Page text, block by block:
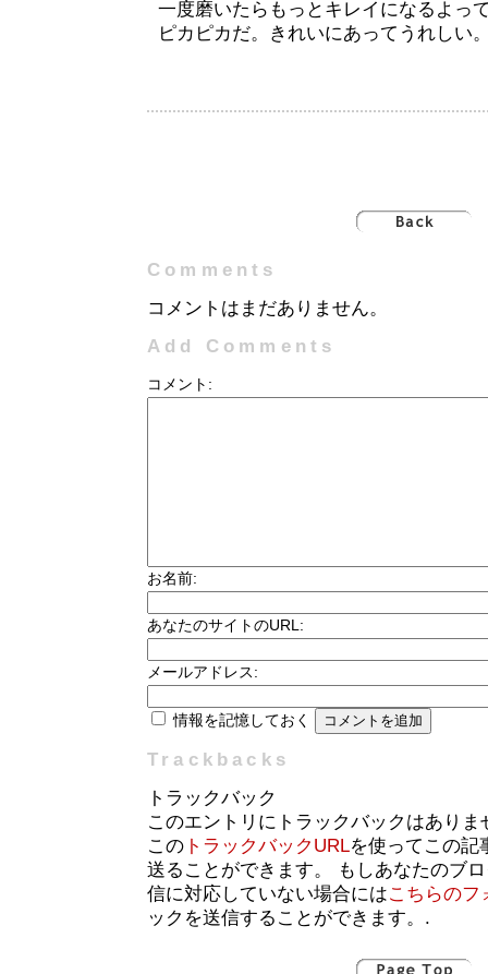
一度磨いたらもっとキレイになるよっ
ピカピカだ。きれいにあってうれしい
Comments
コメントはまだありません。
Add Comments
コメント:
お名前:
あなたのサイトのURL:
メールアドレス:
情報を記憶しておく
Trackbacks
トラックバック
このエントリにトラックバックはありま
この トラックバックURLを使ってこの記
送ることができます。 もしあなたのブ
信に対応していない場合にはこちらのフ
ックを送信することができます。.